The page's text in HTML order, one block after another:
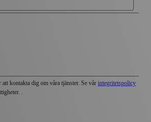
kontakta dig om våra tjänster. Se vår integritetspolicy
.